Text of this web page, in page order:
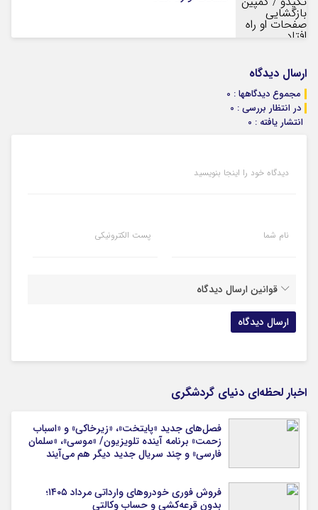
ارسال دیدگاه
مجموع دیدگاهها : 0
در انتظار بررسی : 0
انتشار یافته : 0
دیدگاه خود را اینجا بنویسید
نام شما پست الکترونیکی
قوانین ارسال دیدگاه
اخبار لحظه‌ای دنیای گردشگری
فصل‌های جدید «پایتخت»، «زیرخاکی» و «اسباب
زحمت» برنامه آینده تلویزیون/ «موسی»، «سلمان
فارسی» و چند سریال جدید دیگر هم می‌آیند
فروش فوری خودروهای وارداتی مرداد ۱۴۰۵؛
بدون قرعه‌کشی و حساب وکالتی